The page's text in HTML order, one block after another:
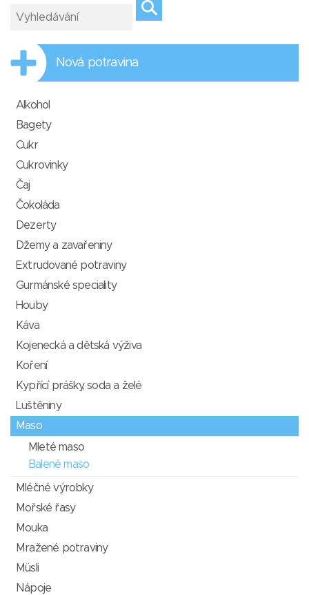
Nová potravina
Alkohol
Bagety
Cukr
Cukrovinky
Čaj
Čokoláda
Dezerty
Džemy a zavařeniny
Extrudované potraviny
Gurmánské speciality
Houby
Káva
Kojenecká a dětská výživa
Koření
Kypřící prášky, soda a želé
Luštěniny
Maso
Mleté maso
Balené maso
Mléčné výrobky
Mořské řasy
Mouka
Mražené potraviny
Müsli
Nápoje